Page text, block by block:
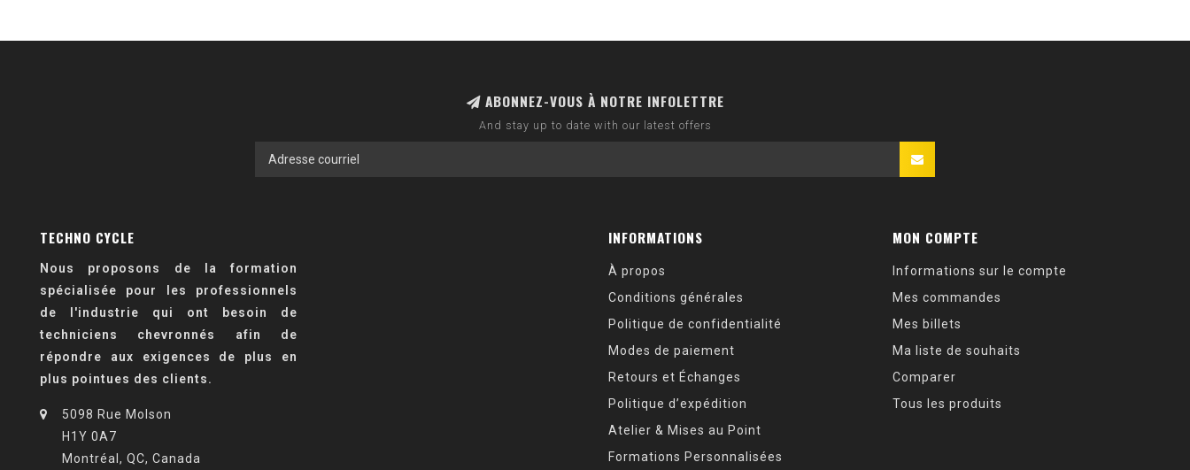
ABONNEZ-VOUS À NOTRE INFOLETTRE
And stay up to date with our latest offers
TECHNO CYCLE
Nous proposons de la formation
spécialisée pour les professionnels
de l'industrie qui ont besoin de
techniciens chevronnés afin de
répondre aux exigences de plus en
plus pointues des clients.
5098 Rue Molson
H1Y 0A7
Montréal, QC, Canada
INFORMATIONS
À propos
Conditions générales
Politique de confidentialité
Modes de paiement
Retours et Échanges
Politique d’expédition
Atelier & Mises au Point
Formations Personnalisées
MON COMPTE
Informations sur le compte
Mes commandes
Mes billets
Ma liste de souhaits
Comparer
Tous les produits